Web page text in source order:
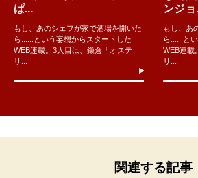
ぱ...
もし、あのシェフが家で酒場を開いた
ら......という妄想からスタートした
WEB連載。3人目は、鎌倉「オステ
リ...
ンジョ
もし、あ
ら......と
WEB連載
リ...
関連する記事